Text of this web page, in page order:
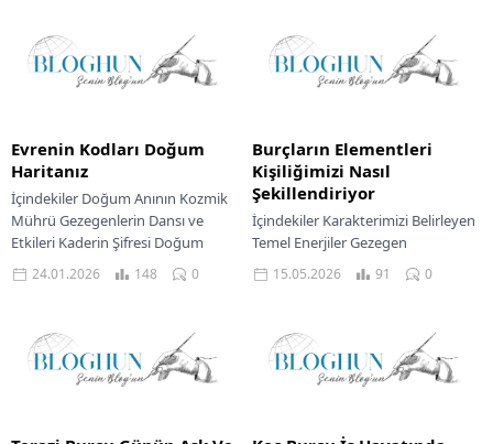
Evrenin Kodları Doğum
Haritanız
İçindekiler Doğum Anının Kozmik
Mührü Gezegenlerin Dansı ve
Etkileri Kaderin Şifresi Doğum
Haritası Potansiyelinizin Astrolojik
Analizi Her birimiz, doğduğumuz
24.01.2026 148 0
Burçların Elementleri
Kişiliğimizi Nasıl
Şekillendiriyor
İçindekiler Karakterimizi Belirleyen
Temel Enerjiler Gezegen
Hareketlerinin Gizemli Dansı
Mesleki Yönelimler Ve Başarı Yolu
Algımız Kişiliğimizin...
15.05.2026 91 0